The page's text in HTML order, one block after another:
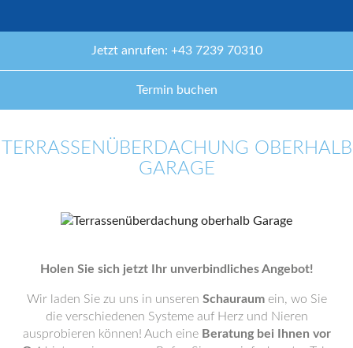
Jetzt anrufen: +43 7239 70310
Termin buchen
TERRASSENÜBERDACHUNG OBERHALB
GARAGE
Holen Sie sich jetzt Ihr unverbindliches Angebot!
Wir laden Sie zu uns in unseren Schauraumein, wo Sie
die verschiedenen Systeme auf Herz und Nieren
ausprobieren können! Auch eine Beratung bei Ihnen vor